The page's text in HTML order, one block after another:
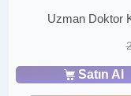
Uzman Doktor
Satın Al